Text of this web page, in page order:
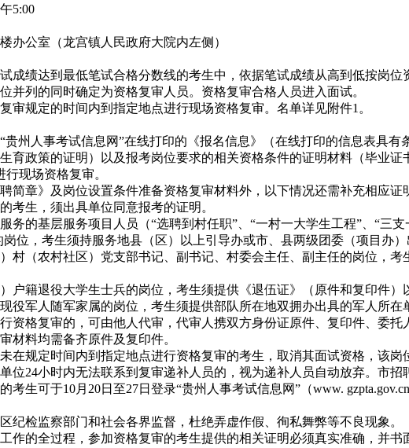
5:00
办公室（龙宫镇人民政府大院内左侧）
成绩达到最低笔试合格分数线的考生中，依据笔试成绩从高到低按岗位
并列的同时确定为资格复审人员。资格复审合格人员进入面试。
规定的时间内到指定地点进行现场资格复审。名单详见附件1。
州人事考试信息网”在线打印的《报名信息》（在线打印的信息表具
育政策的证明）以及报考岗位要求的相关资格条件的证明材料（毕业
现场资格复审。
简章》及岗位设置条件准备资格复审材料外，以下情况还需补充相应证
考生，须出具单位同意报考的证明。
的基层服务项目人员（“选聘到村任职”、“一村一大学生工程”、“三
位，考生须持服务地县（区）以上引导办或市、县两级团委（项目办
村（农村社区）党支部书记、副书记、村委会主任、副主任的岗位，
户籍退役大学生士兵的岗位，考生须提供《退伍证》（原件和复印件）
役军人随军家属的岗位，考生须提供部队所在地双拥办出具的军人所在
资格复审的，可由他人代审，代审人携双方身份证原件、复印件、委托
材料均需备齐原件及复印件。
在规定时间内到指定地点进行资格复审的考生，取消其面试资格，该
位24小时内无法联系到复审递补人员的，视为递补人员自动放弃。市招
生可于10月20日至27日登录“贵州人事考试信息网”（www. gzpta.gov.cn
纪检监察部门和社会各界监督，杜绝弄虚作假、徇私舞弊等不良现象。
作的全过程，参加资格复审的考生提供的相关证明必须真实准确，并